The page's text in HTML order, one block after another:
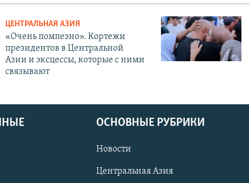
ЦЕНТРАЛЬНАЯ АЗИЯ
«Очень помпезно». Кортежи
президентов в Центральной
Азии и эксцессы, которые с ними
связывают
ОСНОВНЫЕ РУБРИКИ
Новости
Центральная Азия